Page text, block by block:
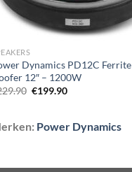
Dynamics PD12C Ferrite
12″ – 1200W
Oorspronkelijke
€199.90Huidige
Power Dynamics